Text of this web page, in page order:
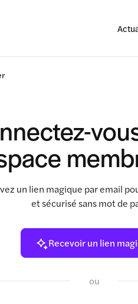
un lien magique par email
et sécurisé sans mot de
Recevoir un lien
ou